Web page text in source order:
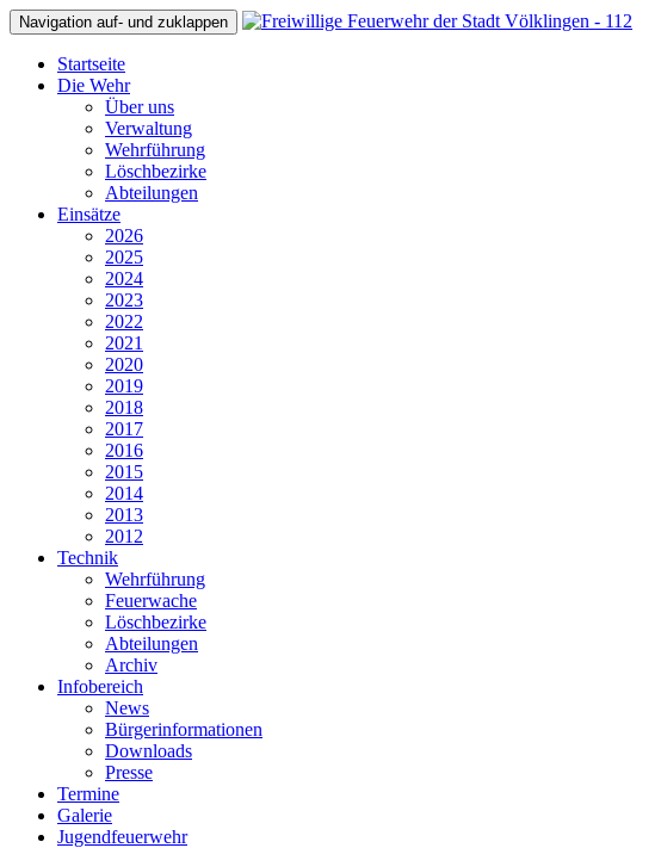
Navigation auf- und zuklappen
Startseite
Die Wehr
Über uns
Verwaltung
Wehrführung
Löschbezirke
Abteilungen
Einsätze
2026
2025
2024
2023
2022
2021
2020
2019
2018
2017
2016
2015
2014
2013
2012
Technik
Wehrführung
Feuerwache
Löschbezirke
Abteilungen
Archiv
Infobereich
News
Bürgerinformationen
Downloads
Presse
Termine
Galerie
Jugendfeuerwehr